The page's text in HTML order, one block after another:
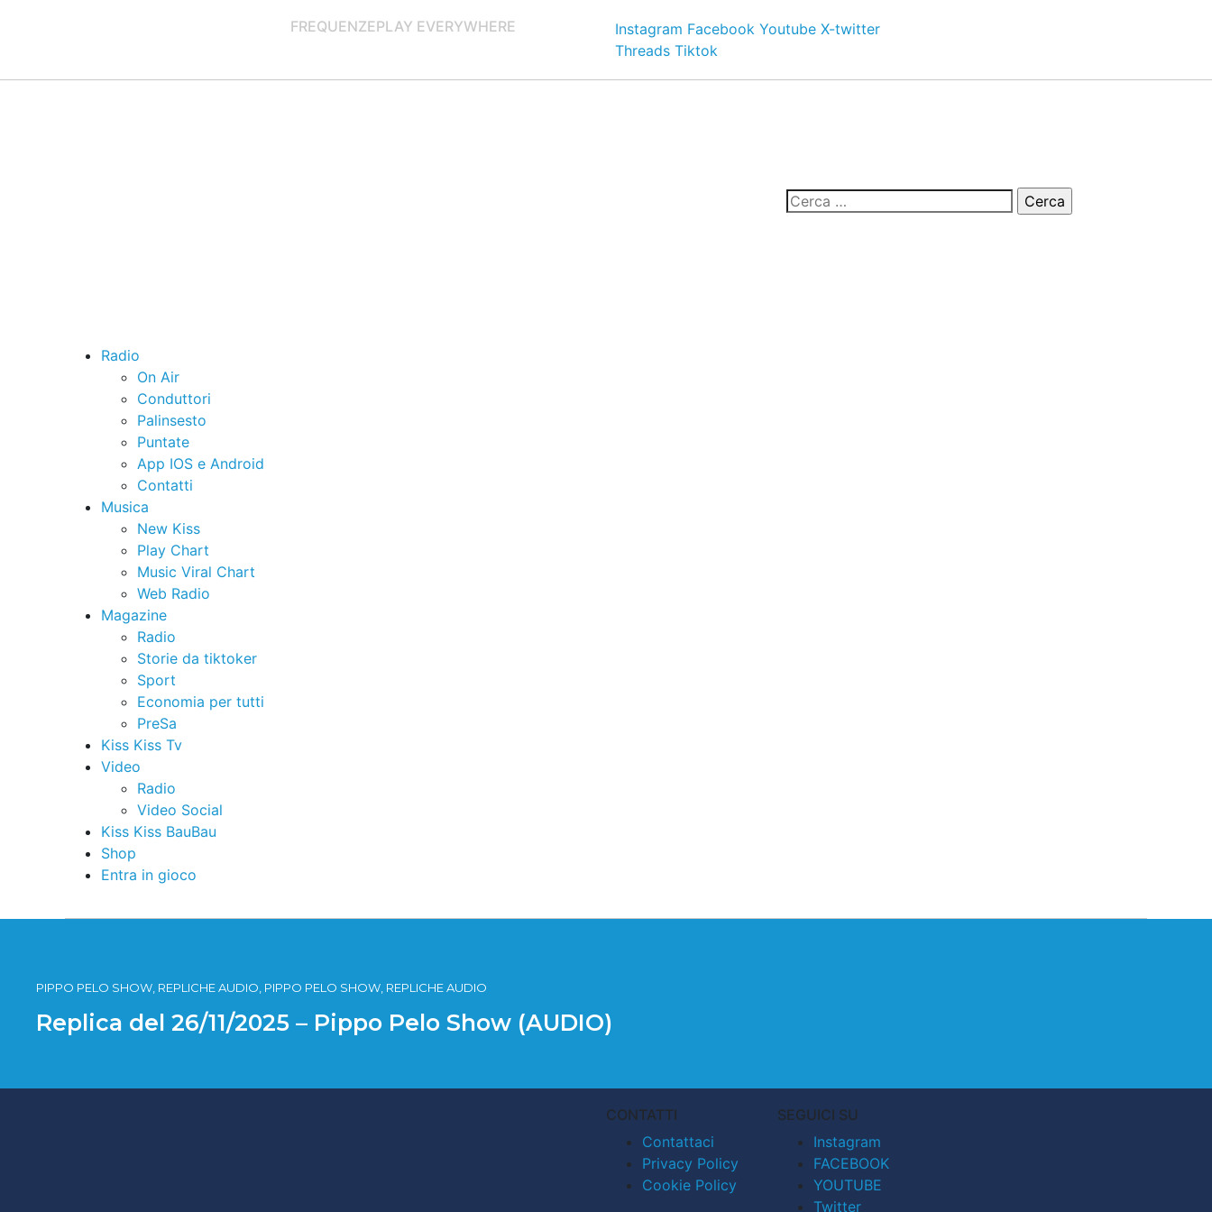
FREQUENZEPLAY EVERYWHERE Instagram Facebook Youtube X-twitter
Threads Tiktok
Radio
On Air
Conduttori
Palinsesto
Puntate
App IOS e Android
Contatti
Musica
New Kiss
Play Chart
Music Viral Chart
Web Radio
Magazine
Radio
Storie da tiktoker
Sport
Economia per tutti
PreSa
Kiss Kiss Tv
Video
Radio
Video Social
Kiss Kiss BauBau
Shop
Entra in gioco
PIPPO PELO SHOW, REPLICHE AUDIO, PIPPO PELO SHOW, REPLICHE AUDIO
Replica del 26/11/2025 – Pippo Pelo Show (AUDIO)
CONTATTI
Contattaci
Privacy Policy
Cookie Policy
SEGUICI SU
Instagram
FACEBOOK
YOUTUBE
Twitter